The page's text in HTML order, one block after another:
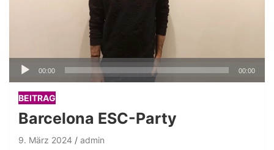
Audio-
Player
00:00 00:00
BEITRAG
Barcelona ESC-Party
9. März 2024
admin